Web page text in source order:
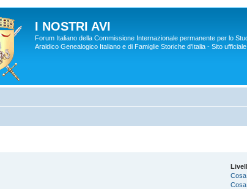
I NOSTRI AVI
Forum Italiano della Commissione Internazionale permanente per lo
Araldico Genealogico Italiano e di Famiglie Storiche d'Italia - Sito